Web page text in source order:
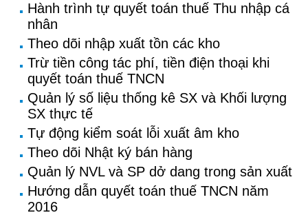
Hành trình tự quyết toán thuế Thu nhập cá
nhân
Theo dõi nhập xuất tồn các kho
Trừ tiền công tác phí, tiền điện thoại khi
quyết toán thuế TNCN
Quản lý số liệu thống kê SX và Khối lượng
SX thực tế
Tự động kiểm soát lỗi xuất âm kho
Theo dõi Nhật ký bán hàng
Quản lý NVL và SP dở dang trong sản xuất
Hướng dẫn quyết toán thuế TNCN năm
2016